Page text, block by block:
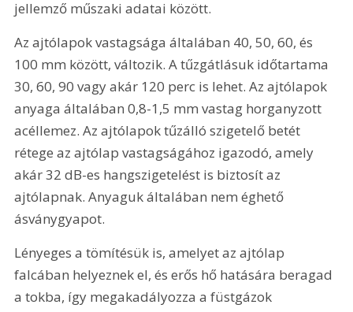
jellemző műszaki adatai között.
Az ajtólapok vastagsága általában 40, 50, 60, és
100 mm között, változik. A tűzgátlásuk időtartama
30, 60, 90 vagy akár 120 perc is lehet. Az ajtólapok
anyaga általában 0,8-1,5 mm vastag horganyzott
acéllemez. Az ajtólapok tűzálló szigetelő betét
rétege az ajtólap vastagságához igazodó, amely
akár 32 dB-es hangszigetelést is biztosít az
ajtólapnak. Anyaguk általában nem éghető
ásványgyapot.
Lényeges a tömítésük is, amelyet az ajtólap
falcában helyeznek el, és erős hő hatására beragad
a tokba, így megakadályozza a füstgázok